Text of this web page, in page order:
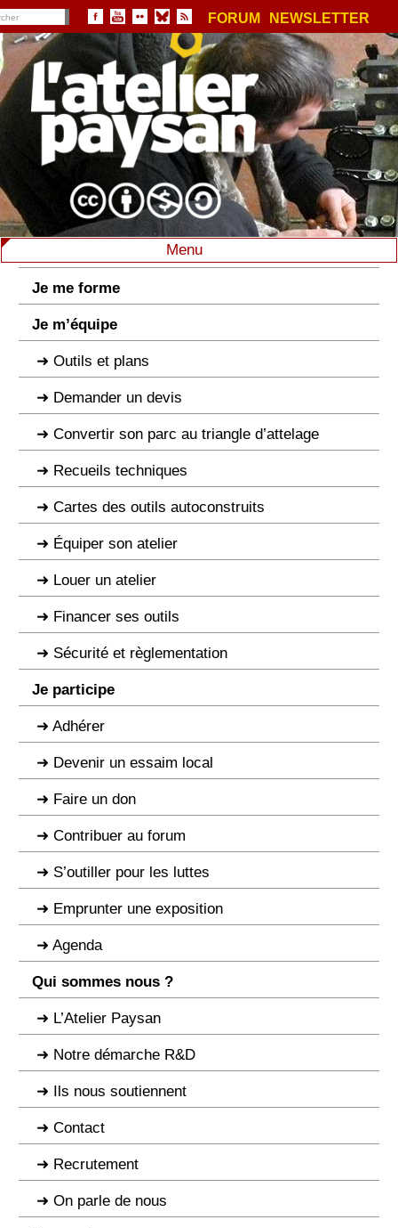
FORUM NEWSLETTER
Menu
Je me forme
Je m’équipe
Outils et plans
Demander un devis
Convertir son parc au triangle d’attelage
Recueils techniques
Cartes des outils autoconstruits
Équiper son atelier
Louer un atelier
Financer ses outils
Sécurité et règlementation
Je participe
Adhérer
Devenir un essaim local
Faire un don
Contribuer au forum
S’outiller pour les luttes
Emprunter une exposition
Agenda
Qui sommes nous ?
L’Atelier Paysan
Notre démarche R&D
Ils nous soutiennent
Contact
Recrutement
On parle de nous